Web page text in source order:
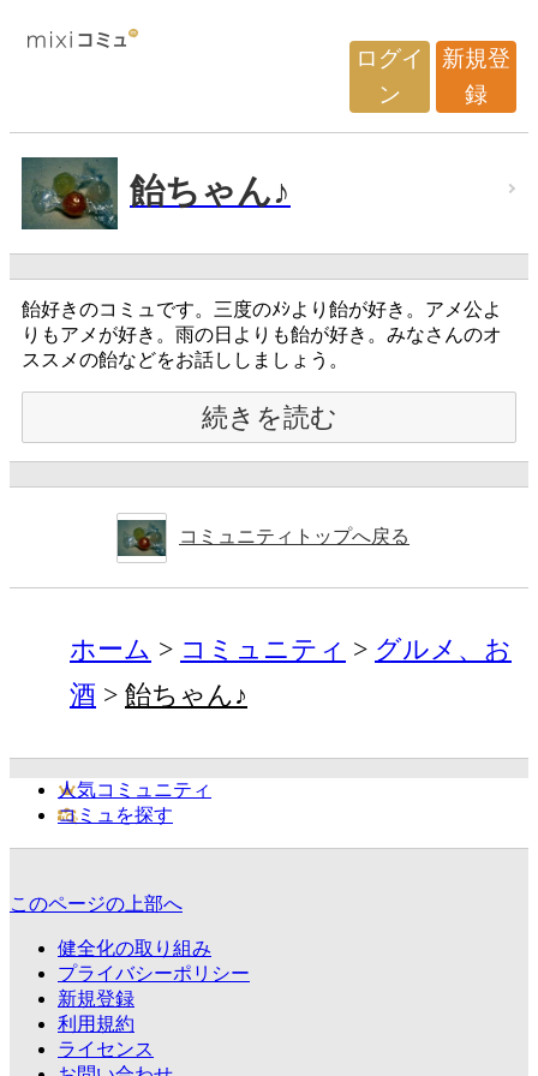
ログイ
ン
新規登
録
飴ちゃん♪
飴好きのコミュです。三度のﾒｼより飴が好き。アメ公よ
りもアメが好き。雨の日よりも飴が好き。みなさんのオ
ススメの飴などをお話ししましょう。
続きを読む
コミュニティトップへ戻る
ホーム コミュニティ
グルメ、お
酒
飴ちゃん♪
人気コミュニティ
コミュを探す
このページの上部へ
健全化の取り組み
プライバシーポリシー
新規登録
利用規約
ライセンス